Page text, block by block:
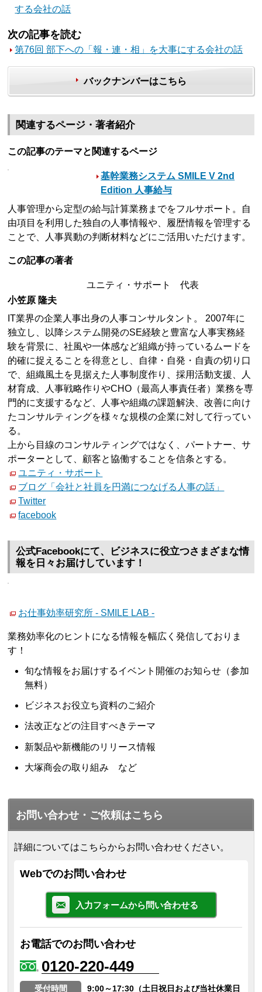
する会社の話
次の記事を読む
第76回 部下への「報・連・相」を大事にする会社の話
バックナンバーはこちら
関連するページ・著者紹介
この記事のテーマと関連するページ
基幹業務システム SMILE V 2nd
Edition 人事給与
人事管理から定型の給与計算業務までをフルサポート。自
由項目を利用した独自の人事情報や、履歴情報を管理する
ことで、人事異動の判断材料などにご活用いただけます。
この記事の著者
ユニティ・サポート 代表
小笠原 隆夫
IT業界の企業人事出身の人事コンサルタント。 2007年に
独立し、以降システム開発のSE経験と豊富な人事実務経
験を背景に、社風や一体感など組織が持っているムードを
的確に捉えることを得意とし、自律・自発・自責の切り口
で、組織風土を見据えた人事制度作り、採用活動支援、人
材育成、人事戦略作りやCHO（最高人事責任者）業務を専
門的に支援するなど、人事や組織の課題解決、改善に向け
たコンサルティングを様々な規模の企業に対して行ってい
る。
上から目線のコンサルティングではなく、パートナー、サ
ポーターとして、顧客と協働することを信条とする。
ユニティ・サポート
ブログ「会社と社員を円満につなげる人事の話」
Twitter
facebook
公式Facebookにて、ビジネスに役立つさまざまな情
報を日々お届けしています！
お仕事効率研究所 - SMILE LAB -
業務効率化のヒントになる情報を幅広く発信しておりま
す！
旬な情報をお届けするイベント開催のお知らせ（参加
無料）
ビジネスお役立ち資料のご紹介
法改正などの注目すべきテーマ
新製品や新機能のリリース情報
大塚商会の取り組み など
お問い合わせ・ご依頼はこちら
詳細についてはこちらからお問い合わせください。
Webでのお問い合わせ
入力フォームから問い合わせる
お電話でのお問い合わせ
0120-220-449
受付時間
9:00～17:30（土日祝日および当社休業日